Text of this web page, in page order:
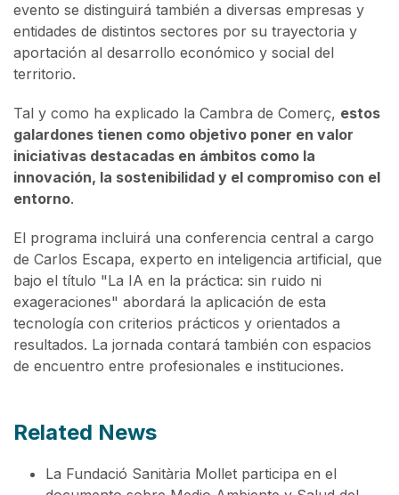
evento se distinguirá también a diversas empresas y
entidades de distintos sectores por su trayectoria y
aportación al desarrollo económico y social del
territorio.
Tal y como ha explicado la Cambra de Comerç, estos
galardones tienen como objetivo poner en valor
iniciativas destacadas en ámbitos como la
innovación, la sostenibilidad y el compromiso con el
entorno.
El programa incluirá una conferencia central a cargo
de Carlos Escapa, experto en inteligencia artificial, que
bajo el título "La IA en la práctica: sin ruido ni
exageraciones" abordará la aplicación de esta
tecnología con criterios prácticos y orientados a
resultados. La jornada contará también con espacios
de encuentro entre profesionales e instituciones.
Related News
La Fundació Sanitària Mollet participa en el